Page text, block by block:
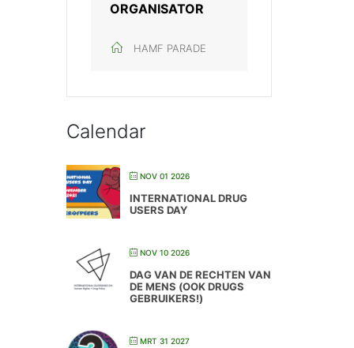
ORGANISATOR
HAMF PARADE
Calendar
NOV 01 2026
INTERNATIONAL DRUG
USERS DAY
NOV 10 2026
DAG VAN DE RECHTEN VAN
DE MENS (OOK DRUGS
GEBRUIKERS!)
MRT 31 2027